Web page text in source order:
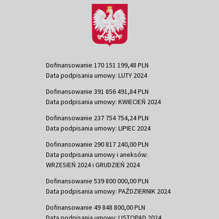
Dofinansowanie 170 151 199,48 PLN
Data podpisania umowy: LUTY 2024
Dofinansowanie 391 856 491,84 PLN
Data podpisania umowy: KWIECIEŃ 2024
Dofinansowanie 237 754 754,24 PLN
Data podpisania umowy: LIPIEC 2024
Dofinansowanie 290 817 240,00 PLN
Data podpisania umowy i aneksów:
WRZESIEŃ 2024 i GRUDZIEŃ 2024
Dofinansowanie 539 800 000,00 PLN
Data podpisania umowy: PAŹDZIERNIK 2024
Dofinansowanie 49 848 800,00 PLN